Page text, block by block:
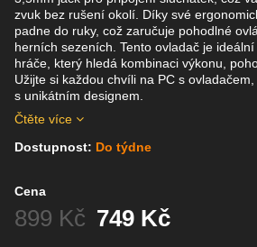
zvuk bez rušení okolí. Díky své
padne do ruky, což zaručuje pohodlné
herních sezeních. Tento ovladač je
hráče, který hledá kombinaci výkonu,
Užijte si každou chvíli na PC s
s unikátním designem.
Čtěte více
Dostupnost: Do týdne
Cena
749 Kč
Před slevou:
899 Kč